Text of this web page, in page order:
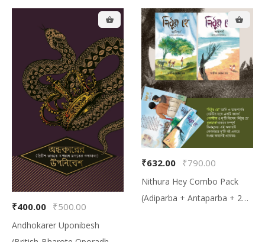
অলৌকিক (সুন্দরবনের আদিম লোককথা-
₹400.00 ₹500.00
Andhokarer Uponibesh
₹632.00 ₹790.00
Nithura Hey Combo Pack
(Adiparba + Antaparba + 2